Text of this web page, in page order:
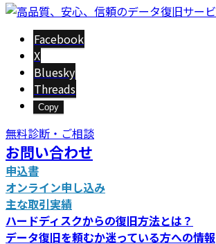
更
Facebook
X
Bluesky
Threads
Copy
無料診断・ご相談
お問い合わせ
申込書
オンライン申し込み
主な取引実績
ハードディスクからの復旧方法とは？
データ復旧を頼むか迷っている方への情報